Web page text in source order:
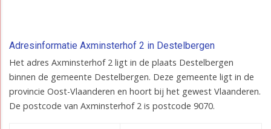
Adresinformatie Axminsterhof 2 in Destelbergen
Het adres Axminsterhof 2 ligt in de plaats Destelbergen
binnen de gemeente Destelbergen. Deze gemeente ligt in de
provincie Oost-Vlaanderen en hoort bij het gewest Vlaanderen.
De postcode van Axminsterhof 2 is postcode 9070.